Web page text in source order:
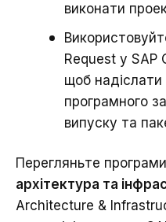
виконати
Request у SAP
щоб
програмного
випуску та
Перегляньте
архітектура та
Architecture &